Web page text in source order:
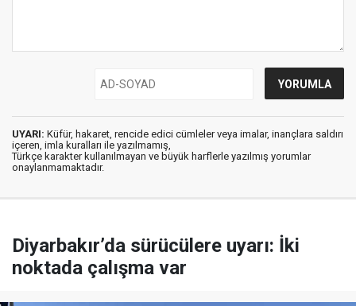
UYARI: Küfür, hakaret, rencide edici cümleler veya imalar, inançlara saldırı
içeren, imla kuralları ile yazılmamış,
Türkçe karakter kullanılmayan ve büyük harflerle yazılmış yorumlar
onaylanmamaktadır.
Diyarbakır’da sürücülere uyarı: İki
noktada çalışma var